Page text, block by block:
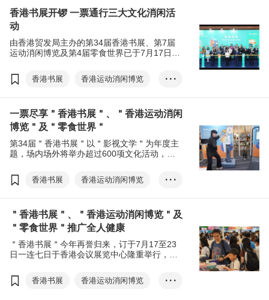
香港书展开锣 一票通行三大文化消闲活
动
由香港贸发局主办的第34届香港书展、第7届
运动消闲博览及第4届零食世界已于7月17日开
宜、动静俱备的文化消闲活动。
香港书展
香港运动消闲博览
零食世界
食品及饮料
运动用品
• • •
一票尽享＂香港书展＂、＂香港运动消闲
博览＂及＂零食世界＂
第34届＂香港书展＂以＂影视文学＂为年度主
题，场内场外将举办超过600项文化活动，涵
读文化。
香港书展
香港运动消闲博览
零食世界
食品及饮料
运动用品
• • •
＂香港书展＂、＂香港运动消闲博览＂及
＂零食世界＂推广全人健康
＂香港书展＂今年再誉归来，订于7月17至23
日一连七日于香港会议展览中心隆重举行，为
期举办的还包括＂香港运动消闲博览＂及＂零
食世界＂，为这个炎夏更添姿采！
香港书展
香港运动消闲博览
• • •